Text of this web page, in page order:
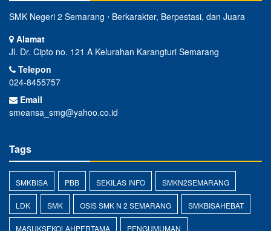
SMK Negeri 2 Semarang ⋅ Berkarakter, Berpestasi, dan Juara
Alamat
Jl. Dr. Cipto no. 121 A Kelurahan Karangturi Semarang
Telepon
024-8455757
Email
smeansa_smg@yahoo.co.id
Tags
SMKBISA PBB SEKILAS INFO SMKN2SEMARANG
LDK SMK OSIS SMK N 2 SEMARANG SMKBISAHEBAT
MASUKSEKOLAHPERTAMA PENGUMUMAN